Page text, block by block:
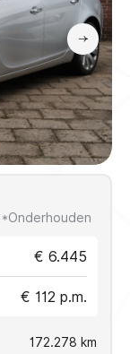
€ 6.445
€ 112 p.m.
172.278 km